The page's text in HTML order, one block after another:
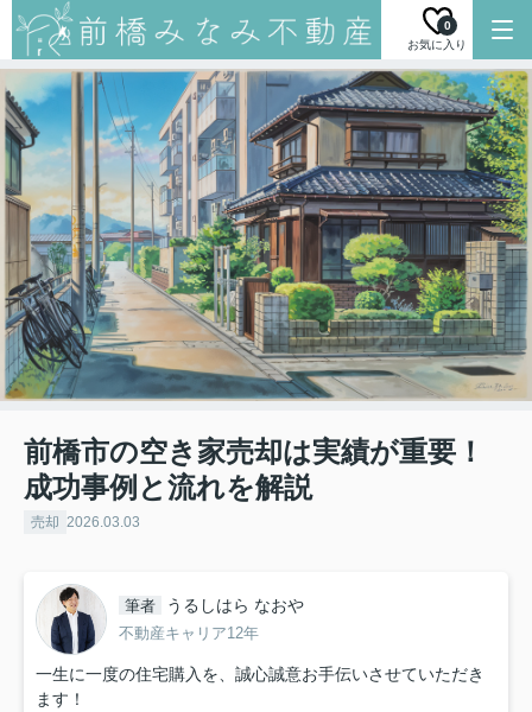
お気に入り
0
前橋市の空き家売却は実績が重要！
成功事例と流れを解説
売却 2026.03.03
筆者 うるしはら なおや
不動産キャリア12年
一生に一度の住宅購入を、誠心誠意お手伝いさせていただき
ます！